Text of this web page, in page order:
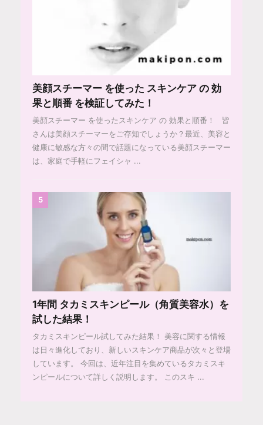
美顔スチーマー を使った スキンケア の 効
果と順番 を検証してみた！
美顔スチーマー を使ったスキンケア の 効果と順番！ 皆
さんは美顔スチーマーをご存知でしょうか？最近、美容と
健康に敏感な方々の間で話題になっている美顔スチーマー
は、家庭で手軽にフェイシャ ...
5
1年間 タカミスキンピール（角質美容水）を
試した結果！
タカミスキンピール試してみた結果！ 美容に関する情報
は日々進化しており、新しいスキンケア商品が次々と登場
しています。 今回は、近年注目を集めているタカミスキ
ンピールについて詳しく説明します。 このスキ ...